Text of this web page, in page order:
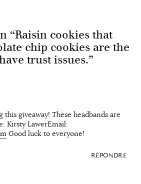
“Raisin cookies that
chip cookies are the
trust issues.”
giveaway! These headbands are
Kirsty LawerEmail:
Good luck to everyone!
RÉPONDRE